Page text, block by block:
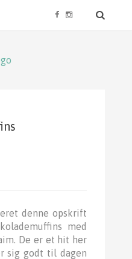
denne opskrift
med
De er et hit her
sig godt til dagen